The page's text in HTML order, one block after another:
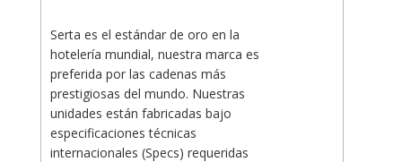
Serta es el estándar de oro en la
hotelería mundial, nuestra marca es
preferida por las cadenas más
prestigiosas del mundo. Nuestras
unidades están fabricadas bajo
especificaciones técnicas
internacionales (Specs) requeridas